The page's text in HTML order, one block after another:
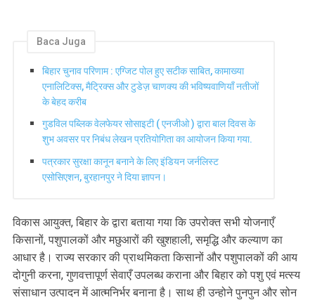
Baca Juga
बिहार चुनाव परिणाम : एग्जिट पोल हुए सटीक साबित, कामाख्या
एनालिटिक्स, मैट्रिक्स और टुडेज़ चाणक्य की भविष्यवाणियाँ नतीजों
के बेहद करीब
गुडविल पब्लिक वेलफेयर सोसाइटी ( एनजीओ ) द्वारा बाल दिवस के
शुभ अवसर पर निबंध लेखन प्रतियोगिता का आयोजन किया गया.
पत्रकार सुरक्षा कानून बनाने के लिए इंडियन जर्नलिस्ट
एसोसिएशन, बुरहानपुर ने दिया ज्ञापन।
विकास आयुक्त, बिहार के द्वारा बताया गया कि उपरोक्त सभी योजनाएँ
किसानों, पशुपालकों और मछुआरों की खुशहाली, समृद्धि और कल्याण का
आधार है। राज्य सरकार की प्राथमिकता किसानों और पशुपालकों की आय
दोगुनी करना, गुणवत्तापूर्ण सेवाएँ उपलब्ध कराना और बिहार को पशु एवं मत्स्य
संसाधान उत्पादन में आत्मनिर्भर बनाना है। साथ ही उन्होने पुनपुन और सोन